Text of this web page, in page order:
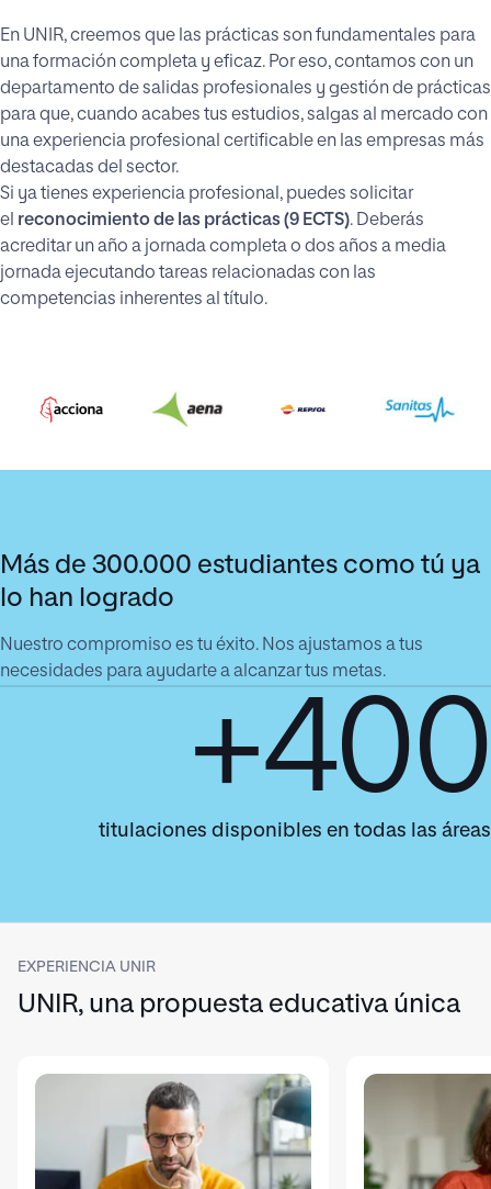
En UNIR, creemos que las prácticas son fundamentales para
una formación completa y eficaz. Por eso, contamos con un
departamento de salidas profesionales y gestión de prácticas
para que, cuando acabes tus estudios, salgas al mercado con
una experiencia profesional certificable en las empresas más
destacadas del sector.
Si ya tienes experiencia profesional, puedes solicitar
el reconocimiento de las prácticas (9 ECTS). Deberás
acreditar un año a jornada completa o dos años a media
jornada ejecutando tareas relacionadas con las
competencias inherentes al título.
Más de 300.000 estudiantes como tú ya
lo han logrado
Nuestro compromiso es tu éxito. Nos ajustamos a tus
necesidades para ayudarte a alcanzar tus metas.
+400
titulaciones disponibles en todas las áreas
EXPERIENCIA UNIR
UNIR, una propuesta educativa única